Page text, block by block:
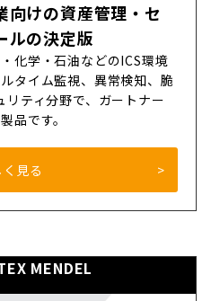
向けの資産管理・セ
ルの決定版
化学・石油などのICS環境
タイム監視、異常検知、脆
ティ分野で、ガートナー
品です。
見る
MENDEL